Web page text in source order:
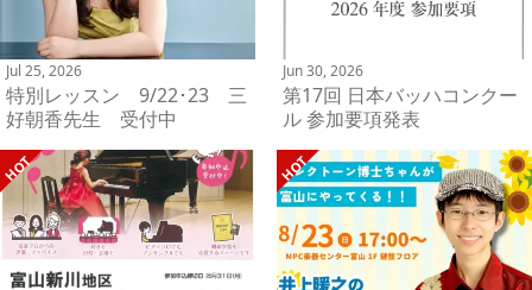
Jul 25, 2026
特別レッスン 9/22･23 三
好朝香先生 受付中
Jun 30, 2026
第17回 日本バッハコンクー
ル 参加要項発表